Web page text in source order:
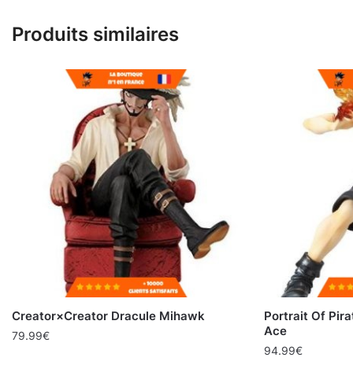
Produits similaires
Creator×Creator Dracule Mihawk
79.99€
Portrait Of
Ace
94.99€